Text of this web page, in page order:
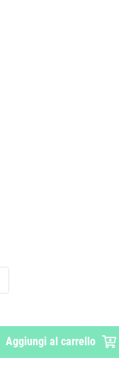
Aggiungi al carrello